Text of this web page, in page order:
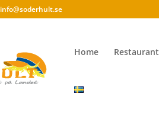
info@soderhult.se
Home Restaurant